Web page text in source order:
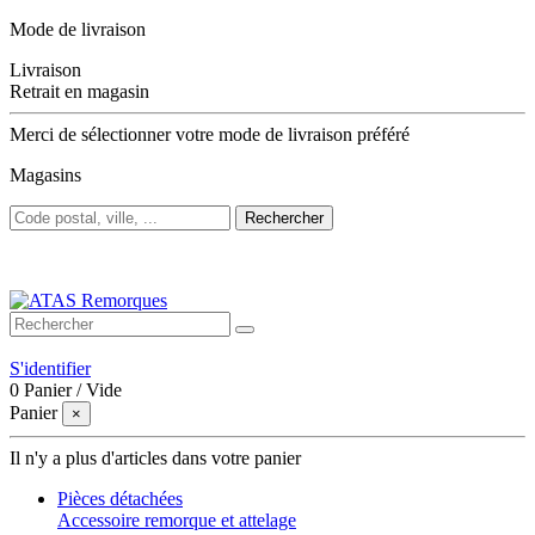
Mode de livraison
Livraison
Retrait en magasin
Merci de sélectionner votre mode de livraison préféré
Magasins
Rechercher
S'identifier
0 Panier /Vide
Panier
×
Il n'y a plus d'articles dans votre panier
Pièces détachées
Accessoire remorque et attelage